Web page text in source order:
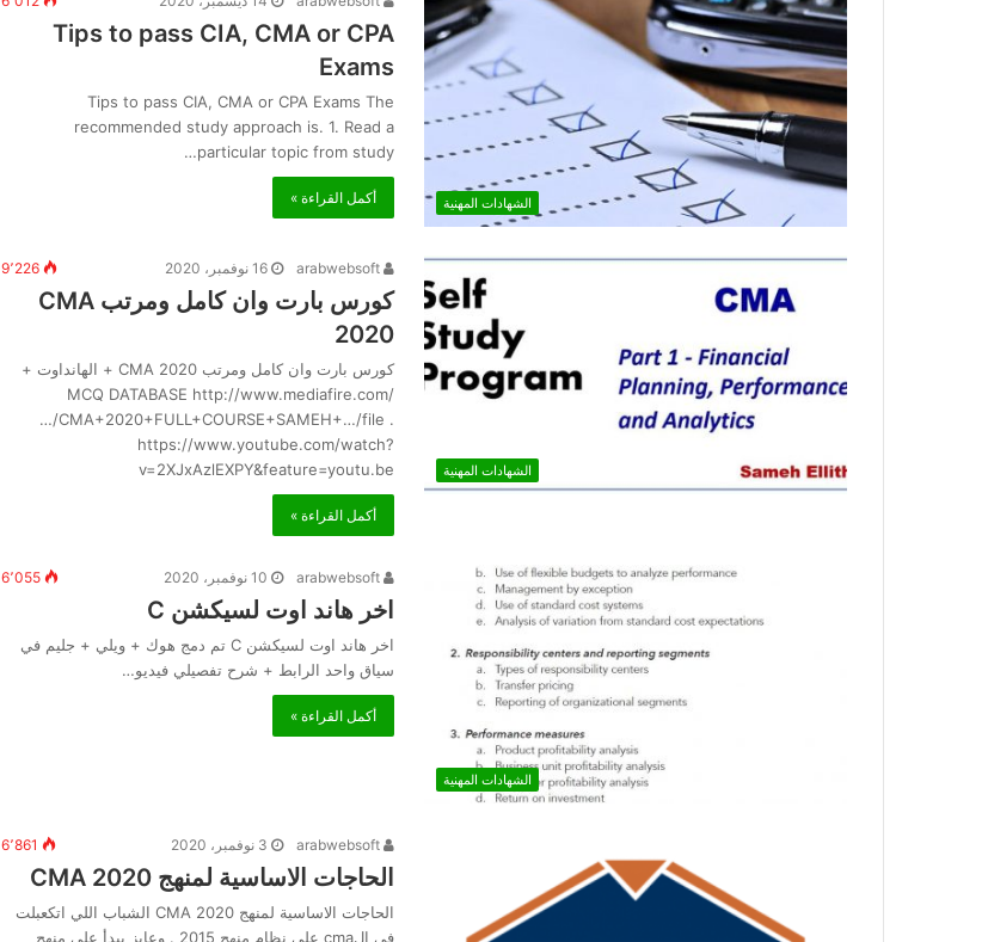
الشهادات المهنية
Tips to pass CIA, CMA or CPA
Exams
Tips to pass CIA, CMA or CPA Exams The
recommended study approach is. 1. Read a
particular topic from study…
أكمل القراءة »
الشهادات المهنية
16 نوفمبر، 2020 9٬226
كورس بارت وان كامل ومرتب CMA
2020
كورس بارت وان كامل ومرتب CMA 2020 + الهانداوت +
MCQ DATABASE http://www.mediafire.com/
…/CMA+2020+FULL+COURSE+SAMEH+…/file .
https://www.youtube.com/watch?
v=2XJxAzlEXPY&feature=youtu.be
أكمل القراءة »
الشهادات المهنية
10 نوفمبر، 2020 6٬055
اخر هاند اوت لسيكشن C
اخر هاند اوت لسيكشن C تم دمج هوك + ويلي + جليم في
سياق واحد الرابط + شرح تفصيلي فيديو…
أكمل القراءة »
3 نوفمبر، 2020 6٬861
الحاجات الاساسية لمنهج CMA 2020
الحاجات الاساسية لمنهج CMA 2020 الشباب اللي اتكعبلت
في الcma على نظام منهج 2015 . وعايز يبدأ على منهج